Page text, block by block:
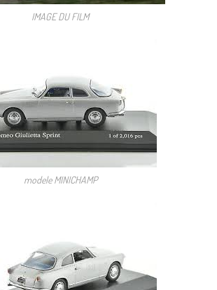
IMAGE DU FILM
modele MINICHAMP